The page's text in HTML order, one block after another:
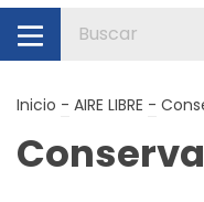
Inicio - AIRE LIBRE -